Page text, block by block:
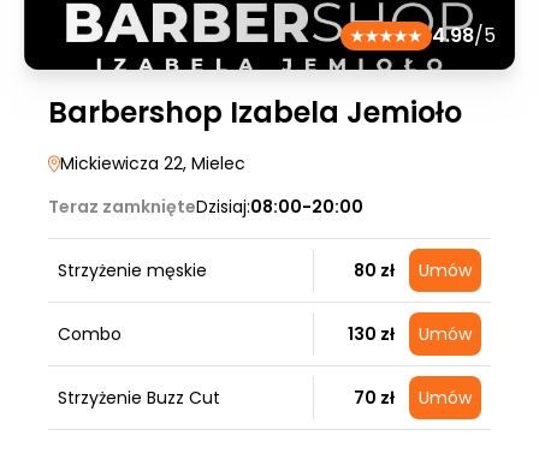
4.98/5
Barbershop Izabela Jemioło
Mickiewicza 22, Mielec
Teraz zamknięteDzisiaj:08:00-20:00
Strzyżenie męskie 80 zł Umów
Combo 130 zł Umów
Strzyżenie Buzz Cut 70 zł Umów